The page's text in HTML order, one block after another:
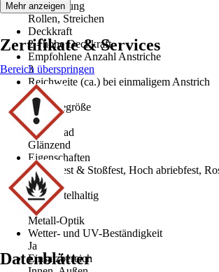
Verarbeitung
Rollen, Streichen
Deckkraft
2 - hohe Deckkraft
Empfohlene Anzahl Anstriche
3
Reichweite (ca.) bei einmaligem Anstrich
10 m²/l
Gebindegröße
2,5 l
Glanzgrad
Glänzend
Eigenschaften
Schlagfest & Stoßfest, Hoch abriebfest,
Basis
Lösemittelhaltig
Optik
Metall-Optik
Wetter- und UV-Beständigkeit
Ja
Einsatzbereich
Mehr anzeigen
Zertifikate & Services
Bereich überspringen
Datenblätter